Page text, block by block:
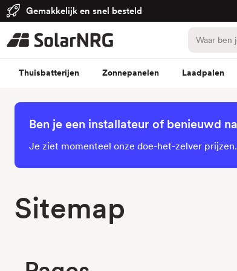
Gemakkelijk en snel besteld
Thuisbatterijen Zonnepanelen Laadpalen
Ben je een installateur of benieuwd
Je ziet momenteel onze doe-het-zelver
Sitemap